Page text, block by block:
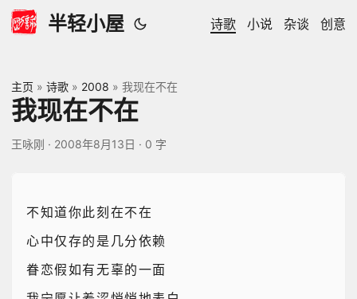
半轻小屋 诗歌 小说 杂谈 创意
主页 » 诗歌 » 2008 » 我现在不在
我现在不在
王咏刚 · 2008年8月13日 · 0 字
不知道你此刻在不在
心中仅存的是几分依赖
眷恋假如有无辜的一面